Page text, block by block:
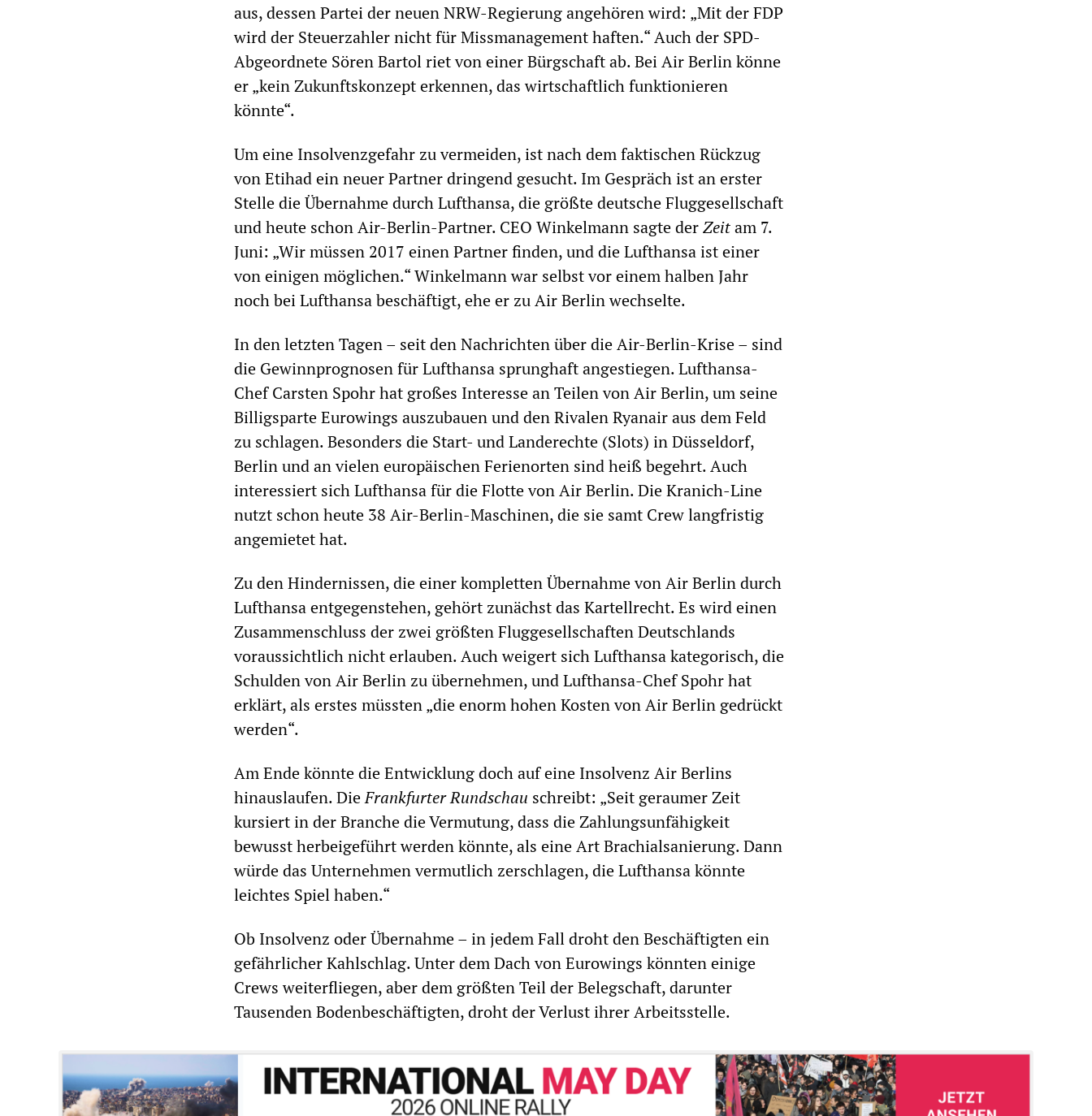
aus, dessen Partei der neuen NRW-Regierung angehören wird: „Mit der FDP
wird der Steuerzahler nicht für Missmanagement haften.“ Auch der SPD-
Abgeordnete Sören Bartol riet von einer Bürgschaft ab. Bei Air Berlin könne
er „kein Zukunftskonzept erkennen, das wirtschaftlich funktionieren
könnte“.
Um eine Insolvenzgefahr zu vermeiden, ist nach dem faktischen Rückzug
von Etihad ein neuer Partner dringend gesucht. Im Gespräch ist an erster
Stelle die Übernahme durch Lufthansa, die größte deutsche Fluggesellschaft
und heute schon Air-Berlin-Partner. CEO Winkelmann sagte derZeitam 7.
Juni: „Wir müssen 2017 einen Partner finden, und die Lufthansa ist einer
von einigen möglichen.“ Winkelmann war selbst vor einem halben Jahr
noch bei Lufthansa beschäftigt, ehe er zu Air Berlin wechselte.
In den letzten Tagen – seit den Nachrichten über die Air-Berlin-Krise – sind
die Gewinnprognosen für Lufthansa sprunghaft angestiegen. Lufthansa-
Chef Carsten Spohr hat großes Interesse an Teilen von Air Berlin, um seine
Billigsparte Eurowings auszubauen und den Rivalen Ryanair aus dem Feld
zu schlagen. Besonders die Start- und Landerechte (Slots) in Düsseldorf,
Berlin und an vielen europäischen Ferienorten sind heiß begehrt. Auch
interessiert sich Lufthansa für die Flotte von Air Berlin. Die Kranich-Line
nutzt schon heute 38 Air-Berlin-Maschinen, die sie samt Crew langfristig
angemietet hat.
Zu den Hindernissen, die einer kompletten Übernahme von Air Berlin durch
Lufthansa entgegenstehen, gehört zunächst das Kartellrecht. Es wird einen
Zusammenschluss der zwei größten Fluggesellschaften Deutschlands
voraussichtlich nicht erlauben. Auch weigert sich Lufthansa kategorisch, die
Schulden von Air Berlin zu übernehmen, und Lufthansa-Chef Spohr hat
erklärt, als erstes müssten „die enorm hohen Kosten von Air Berlin gedrückt
werden“.
Am Ende könnte die Entwicklung doch auf eine Insolvenz Air Berlins
hinauslaufen. DieFrankfurter Rundschau schreibt: „Seit geraumer Zeit
kursiert in der Branche die Vermutung, dass die Zahlungsunfähigkeit
bewusst herbeigeführt werden könnte, als eine Art Brachialsanierung. Dann
würde das Unternehmen vermutlich zerschlagen, die Lufthansa könnte
leichtes Spiel haben.“
Ob Insolvenz oder Übernahme – in jedem Fall droht den Beschäftigten ein
gefährlicher Kahlschlag. Unter dem Dach von Eurowings könnten einige
Crews weiterfliegen, aber dem größten Teil der Belegschaft, darunter
Tausenden Bodenbeschäftigten, droht der Verlust ihrer Arbeitsstelle.